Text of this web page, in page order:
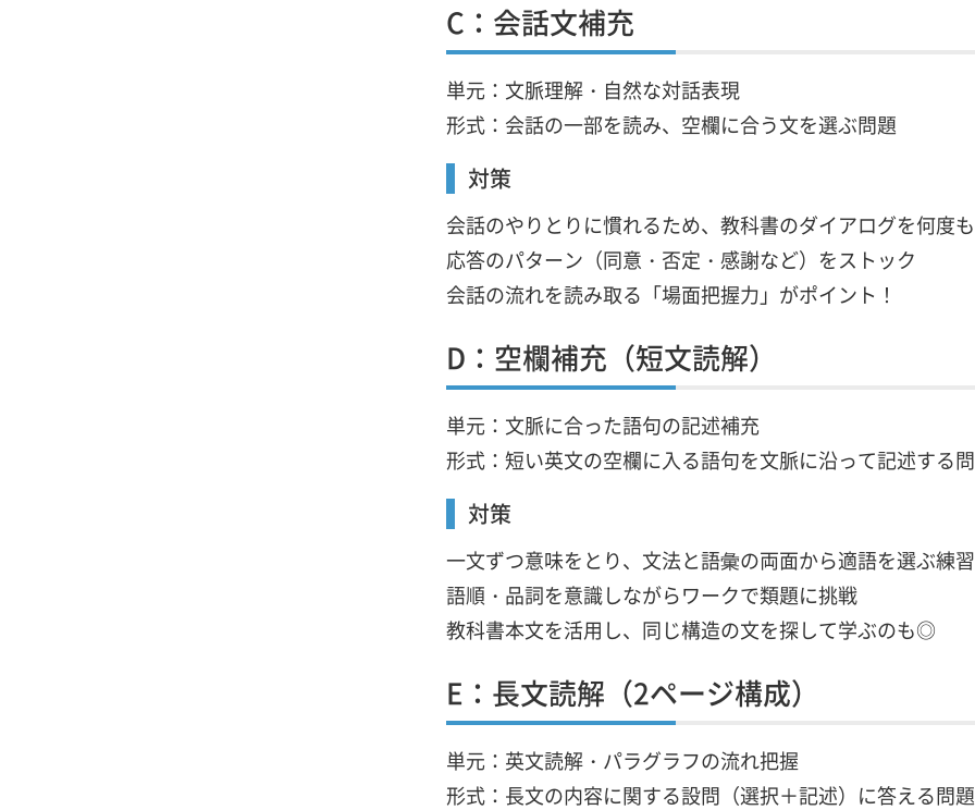
C：会話文補充
単元：文脈理解・自然な対話表現
形式：会話の一部を読み、空欄に合う文を選ぶ問題
対策
会話のやりとりに慣れるため、教科書のダイアログを何度
応答のパターン（同意・否定・感謝など）をストック
会話の流れを読み取る「場面把握力」がポイント！
D：空欄補充（短文読解）
単元：文脈に合った語句の記述補充
形式：短い英文の空欄に入る語句を文脈に沿って記述する
対策
一文ずつ意味をとり、文法と語彙の両面から適語を選ぶ練習
語順・品詞を意識しながらワークで類題に挑戦
教科書本文を活用し、同じ構造の文を探して学ぶのも◎
E：長文読解（2ページ構成）
単元：英文読解・パラグラフの流れ把握
形式：長文の内容に関する設問（選択＋記述）に答える問題